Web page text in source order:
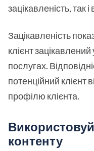
зацікавленість, так і
Зацікавленість
клієнт
послугах.
потенційний клієнт
профілю клієнта.
контенту